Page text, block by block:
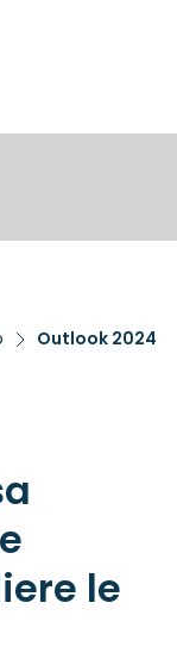
Outlook 2024:
le